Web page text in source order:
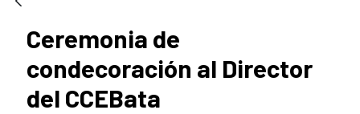
Ceremonia de
condecoración al Director
del CCEBata